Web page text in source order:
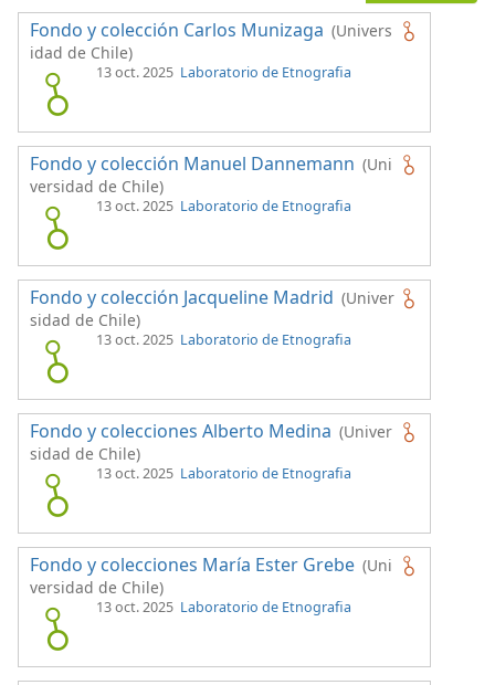
Fondo y colección Carlos Munizaga (Univers
idad de Chile)
13 oct. 2025 Laboratorio de Etnografia
Fondo y colección Manuel Dannemann (Uni
versidad de Chile)
13 oct. 2025 Laboratorio de Etnografia
Fondo y colección Jacqueline Madrid (Univer
sidad de Chile)
13 oct. 2025 Laboratorio de Etnografia
Fondo y colecciones Alberto Medina (Univer
sidad de Chile)
13 oct. 2025 Laboratorio de Etnografia
Fondo y colecciones María Ester Grebe (Uni
versidad de Chile)
13 oct. 2025 Laboratorio de Etnografia